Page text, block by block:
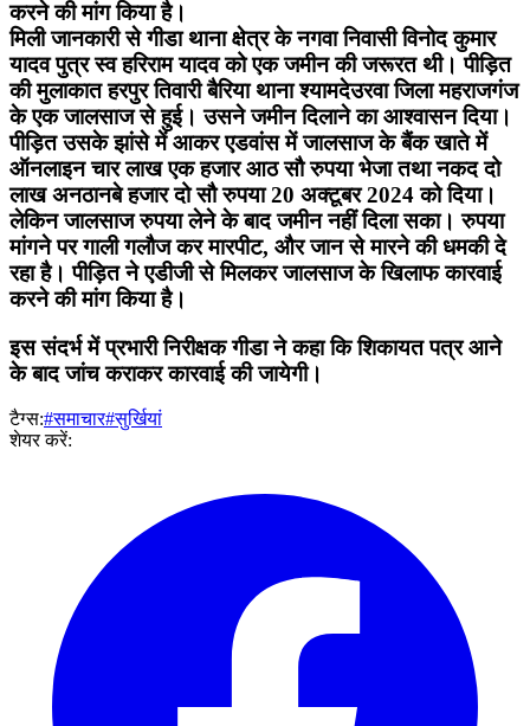
करने की मांग किया है।
मिली जानकारी से गीडा थाना क्षेत्र के नगवा निवासी विनोद कुमार
यादव पुत्र स्व हरिराम यादव को एक जमीन की जरूरत थी। पीड़ित
की मुलाकात हरपुर तिवारी बैरिया थाना श्यामदेउरवा जिला महराजगंज
के एक जालसाज से हुई। उसने जमीन दिलाने का आश्वासन दिया।
पीड़ित उसके झांसे में आकर एडवांस में जालसाज के बैंक खाते में
ऑनलाइन चार लाख एक हजार आठ सौ रुपया भेजा तथा नकद दो
लाख अनठानबे हजार दो सौ रुपया 20 अक्टूबर 2024 को दिया।
लेकिन जालसाज रुपया लेने के बाद जमीन नहीं दिला सका। रुपया
मांगने पर गाली गलौज कर मारपीट, और जान से मारने की धमकी दे
रहा है। पीड़ित ने एडीजी से मिलकर जालसाज के खिलाफ कारवाई
करने की मांग किया है।
इस संदर्भ में प्रभारी निरीक्षक गीडा ने कहा कि शिकायत पत्र आने
के बाद जांच कराकर कारवाई की जायेगी।
टैग्स:#समाचार#सुर्खियां
शेयर करें: